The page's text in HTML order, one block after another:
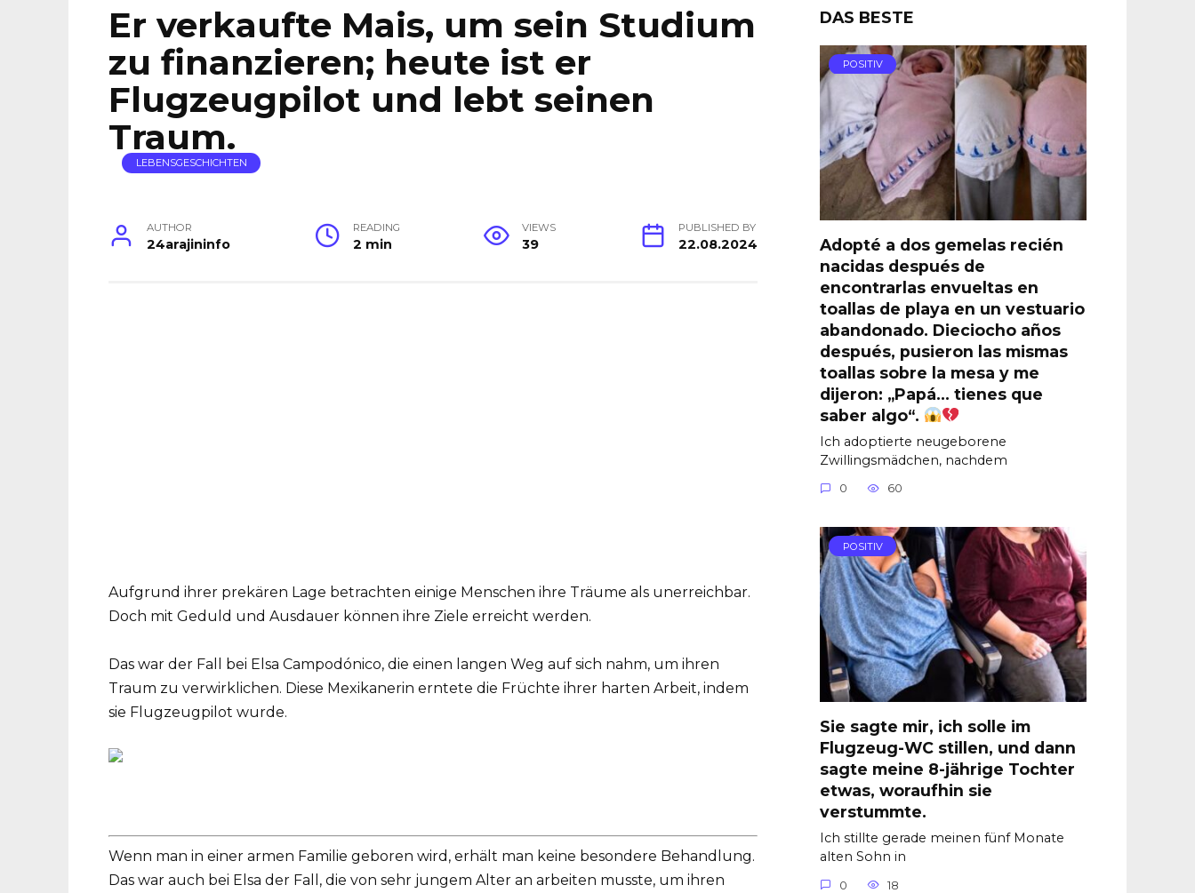
Er verkaufte Mais, um sein Studium
zu finanzieren; heute ist er
Flugzeugpilot und lebt seinen
Traum.
LEBENSGESCHICHTEN
AUTHOR
24arajininfo
READING
2 min
VIEWS
39
PUBLISHED BY
22.08.2024
Aufgrund ihrer prekären Lage betrachten einige Menschen ihre Träume als unerreichbar.
Doch mit Geduld und Ausdauer können ihre Ziele erreicht werden.
Das war der Fall bei Elsa Campodónico, die einen langen Weg auf sich nahm, um ihren
Traum zu verwirklichen. Diese Mexikanerin erntete die Früchte ihrer harten Arbeit, indem
sie Flugzeugpilot wurde.
Wenn man in einer armen Familie geboren wird, erhält man keine besondere Behandlung.
Das war auch bei Elsa der Fall, die von sehr jungem Alter an arbeiten musste, um ihren
DAS BESTE
POSITIV
Adopté a dos gemelas recién
nacidas después de
encontrarlas envueltas en
toallas de playa en un vestuario
abandonado. Dieciocho años
después, pusieron las mismas
toallas sobre la mesa y me
dijeron: „Papá… tienes que
saber algo“.
Ich adoptierte neugeborene
Zwillingsmädchen, nachdem
0 60
POSITIV
Sie sagte mir, ich solle im
Flugzeug-WC stillen, und dann
sagte meine 8-jährige Tochter
etwas, woraufhin sie
verstummte.
Ich stillte gerade meinen fünf Monate
alten Sohn in
0 18